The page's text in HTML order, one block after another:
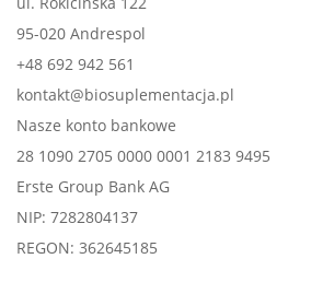
95-020 Andrespol
+48 692 942 561
kontakt@biosuplementacja.pl
Nasze konto bankowe
28 1090 2705 0000 0001 2183 9495
Erste Group Bank AG
NIP: 7282804137
REGON: 362645185